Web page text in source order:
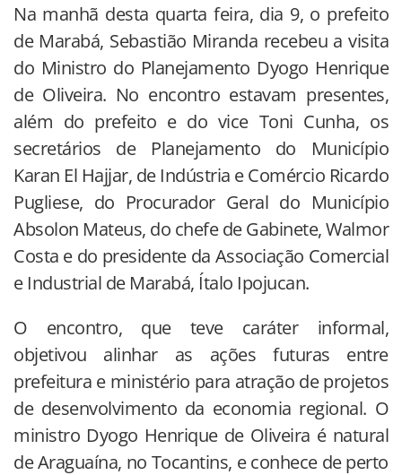
Na manhã desta quarta feira, dia 9, o prefeito
de Marabá, Sebastião Miranda recebeu a visita
do Ministro do Planejamento Dyogo Henrique
de Oliveira. No encontro estavam presentes,
além do prefeito e do vice Toni Cunha, os
secretários de Planejamento do Município
Karan El Hajjar, de Indústria e Comércio Ricardo
Pugliese, do Procurador Geral do Município
Absolon Mateus, do chefe de Gabinete, Walmor
Costa e do presidente da Associação Comercial
e Industrial de Marabá, Ítalo Ipojucan.
O encontro, que teve caráter informal,
objetivou alinhar as ações futuras entre
prefeitura e ministério para atração de projetos
de desenvolvimento da economia regional. O
ministro Dyogo Henrique de Oliveira é natural
de Araguaína, no Tocantins, e conhece de perto